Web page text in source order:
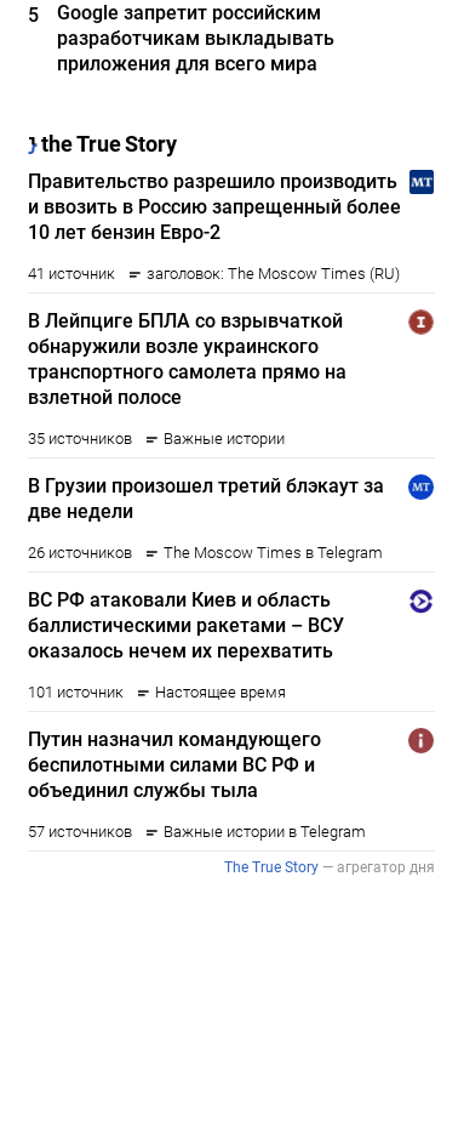
5
Google запретит российским
разработчикам выкладывать
приложения для всего мира